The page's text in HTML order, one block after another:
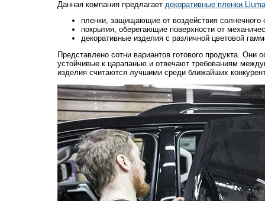
Данная компания предлагает декоративные пленки
пленки, защищающие от воздействия солнечного
покрытия, оберегающие поверхности от
декоративные изделия с различной цветовой
Представлено сотни вариантов готового продукта. Они
устойчивые к царапанью и отвечают требованиям
изделия считаются лучшими среди ближайших